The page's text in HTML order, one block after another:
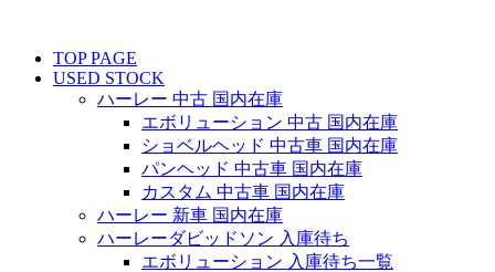
TOP PAGE
USED STOCK
ハーレー 中古 国内在庫
エボリューション 中古 国内在庫
ショベルヘッド 中古車 国内在庫
パンヘッド 中古車 国内在庫
カスタム 中古車 国内在庫
ハーレー 新車 国内在庫
ハーレーダビッドソン 入庫待ち
エボリューション 入庫待ち一覧